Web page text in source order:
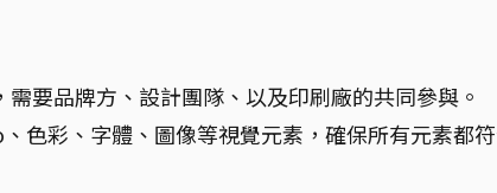
要品牌方、設計團隊、以及印刷廠的共同參與。
色彩、字體、圖像等視覺元素，確保所有元素都